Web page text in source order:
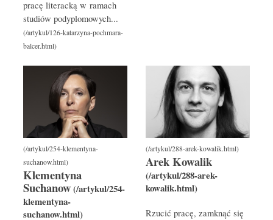
pracę literacką w ramach
studiów podyplomowych...
Klementyna
Suchanow
Arek Kowalik
Rzucić pracę, zamknąć się